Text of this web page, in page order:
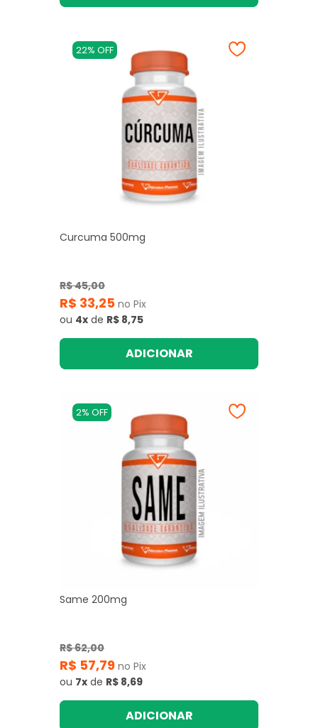
22% OFF
Curcuma 500mg
R$ 45,00
R$ 33,25 no Pix
ou 4x de R$ 8,75
ADICIONAR
2% OFF
Same 200mg
R$ 62,00
R$ 57,79 no Pix
ou 7x de R$ 8,69
ADICIONAR